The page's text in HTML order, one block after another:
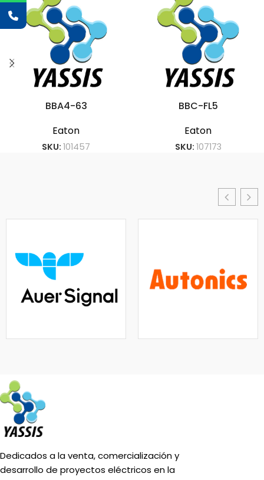
BBA4-63
Eaton
SKU: 101457
BBC-FL5
Eaton
SKU: 107173
Dedicados a la venta, comercialización y
desarrollo de proyectos eléctricos en la